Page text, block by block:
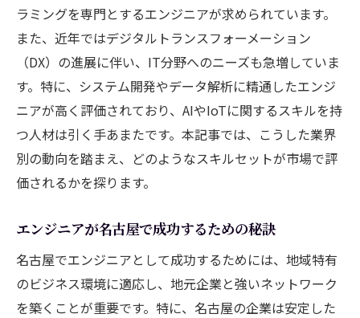
ラミングを専門とするエンジニアが求められています。
また、近年ではデジタルトランスフォーメーション
（DX）の進展に伴い、IT分野へのニーズも急増していま
す。特に、システム開発やデータ解析に精通したエンジ
ニアが高く評価されており、AIやIoTに関するスキルを持
つ人材は引く手あまたです。本記事では、こうした業界
別の動向を踏まえ、どのようなスキルセットが市場で評
価されるかを探ります。
エンジニアが名古屋で成功するための秘訣
名古屋でエンジニアとして成功するためには、地域特有
のビジネス環境に適応し、地元企業と強いネットワーク
を築くことが重要です。特に、名古屋の企業は安定した